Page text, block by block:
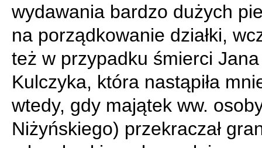
wydawania bardzo dużych
na porządkowanie działki,
też w przypadku śmierci Jana
Kulczyka, która nastąpiła
wtedy, gdy majątek ww.
Niżyńskiego) przekraczał